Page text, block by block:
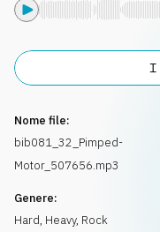
Nome file:
bib081_32_Pimped-
Motor_507656.mp3
Genere:
Hard, Heavy, Rock
I